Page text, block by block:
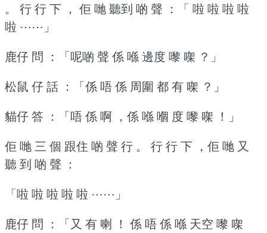
。
行 行 下 ， 佢 哋 聽到 啲 聲 ：「 啦 啦 啦 啦
啦 ⋯⋯」
鹿仔 問 ：「呢啲 聲 係 喺 邊度 嚟 㗎 ？」
松鼠 仔 話 ：「係 唔 係 周圍 都 有 㗎 ？」
貓仔 答 ：「唔 係 啊 ，係 喺 嗰 度 嚟 㗎 ！」
佢 哋 三 個 跟住 啲 聲 行 。
行 行 下 ，佢 哋 又
聽 到 啲 聲 ：
「啦 啦 啦 啦 啦 ⋯⋯」
鹿仔 問 ：「又 有 喇 ！ 係 唔 係 喺 天空 嚟 㗎